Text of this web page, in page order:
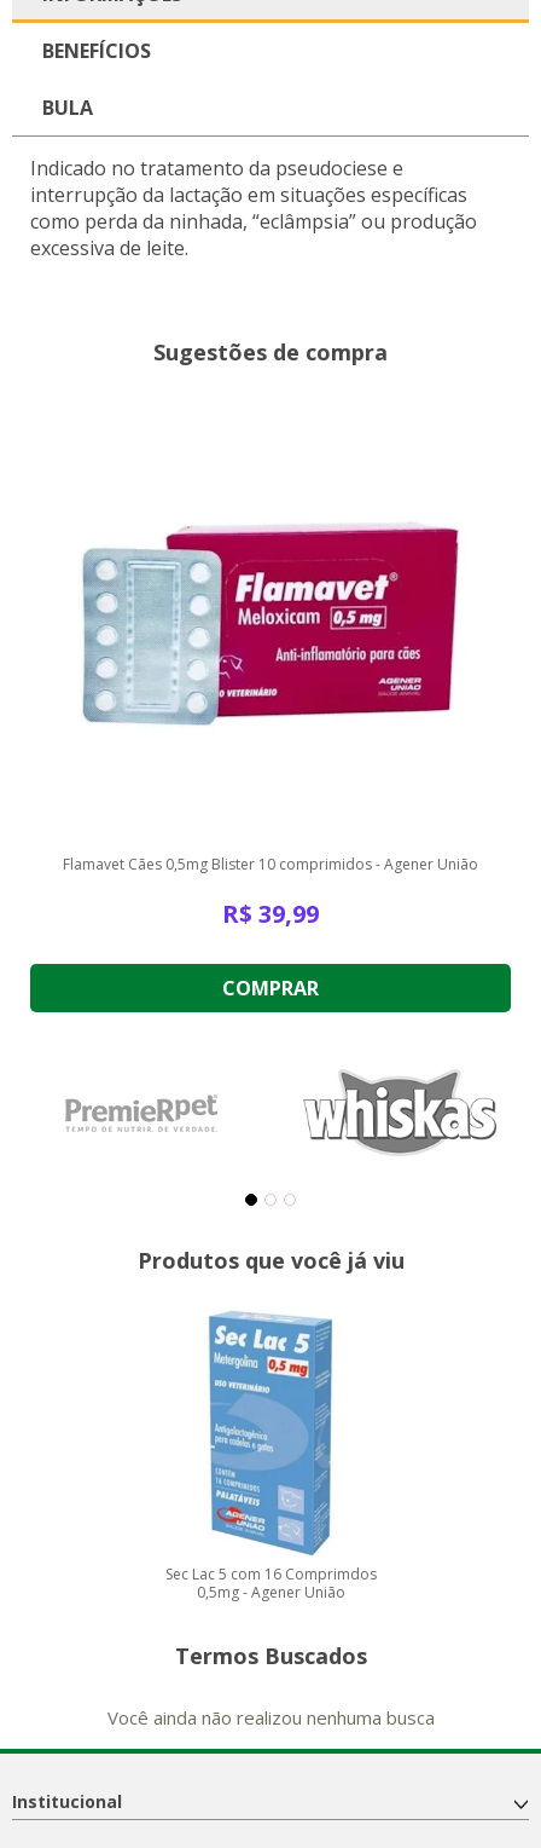
BENEFÍCIOS
BULA
Indicado no tratamento da pseudociese e
interrupção da lactação em situações específicas
como perda da ninhada, “eclâmpsia” ou produção
excessiva de leite.
Sugestões de compra
Flamavet Cães 0,5mg Blister 10 comprimidos - Agener União
R$ 39,99
COMPRAR
Produtos que você já viu
Sec Lac 5 com 16 Comprimdos
0,5mg - Agener União
Termos Buscados
Você ainda não realizou nenhuma busca
Institucional